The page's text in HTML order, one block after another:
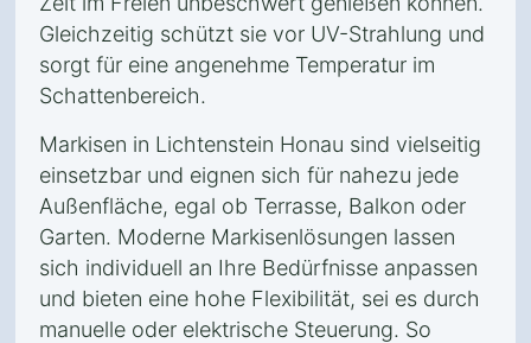
Gleichzeitig schützt sie vor UV-Strahlung und
sorgt für eine angenehme Temperatur im
Schattenbereich.
Markisen in Lichtenstein Honau sind vielseitig
einsetzbar und eignen sich für nahezu jede
Außenfläche, egal ob Terrasse, Balkon oder
Garten. Moderne Markisenlösungen lassen
sich individuell an Ihre Bedürfnisse anpassen
und bieten eine hohe Flexibilität, sei es durch
manuelle oder elektrische Steuerung. So